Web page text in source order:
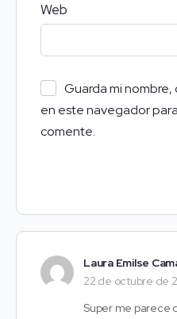
Web
Guarda mi
en este navegador
comente.
Laura Emilse
22 de octubre de
Super me parece